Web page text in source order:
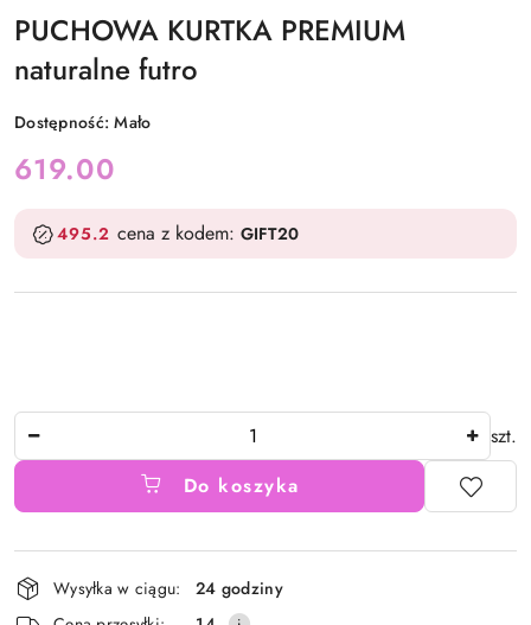
PUCHOWA KURTKA PREMIUM
naturalne futro
Dostępność:Mało
cena:
619.00
495.2 cena z kodem: GIFT20
szt.
Do koszyka
Dostępność
i
Wysyłka w ciągu:
24 godziny